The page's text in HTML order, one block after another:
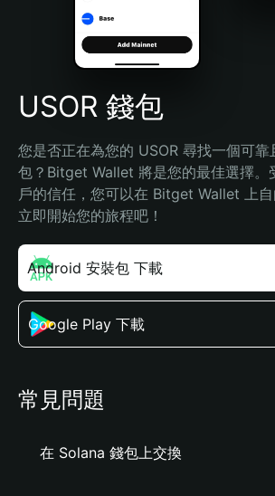
Português (Brasil)
Español (Argentina)
USOR 錢包
您是否正在為您的 USOR 尋找一個可
包？Bitget Wallet 將是您的最佳選擇。
戶的信任，您可以在 Bitget Wallet 上自
立即開始您的旅程吧！
Android 安裝包 下載
Google Play 下載
常見問題
在 Solana 錢包上交換